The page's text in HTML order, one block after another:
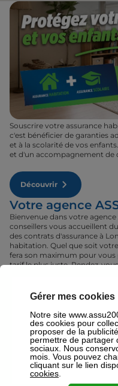
Souscrire votre assurance
c'est bénéficier de garanties
et à la scolarité de vos
et d'un accompagnement de
Découvrir
Votre agence
Bienvenue dans votre
conseillers vous accueillent
des contrats d'assurance à
habitation. Quel que soit
fera son maximum pour
tarif le plus juste. Rendez-
Nos offres pour
Assurance Auto
Gérer mes cookies
Notre site
des cookies pour
proposer de la
permettre de partager
sociaux. Nous
mois. Vous pouvez
cliquant sur le lien
cookies